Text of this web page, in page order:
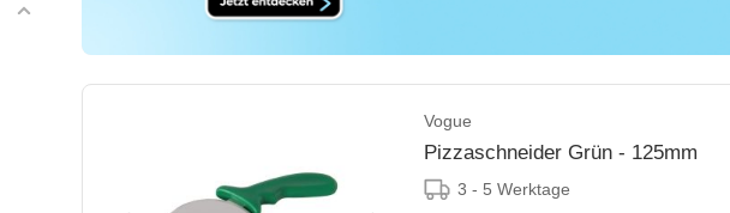
Vogue
Pizzaschneider Grün - 125mm
3 - 5 Werktage